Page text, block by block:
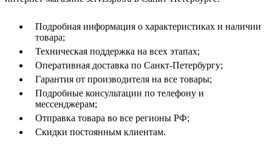
Подробная информация о характеристиках и наличии
товара;
Техническая поддержка на всех этапах;
Оперативная доставка по Санкт-Петербургу;
Гарантия от производителя на все товары;
Подробные консультации по телефону и
мессенджерам;
Отправка товара во все регионы РФ;
Скидки постоянным клиентам.